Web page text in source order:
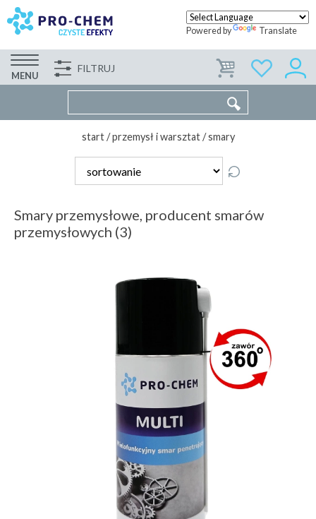
Powered by Translate
MENU
FILTRUJ WSPÓŁPRACA KONTAKT
start / przemysł i warsztat / smary
Smary przemysłowe, producent smarów
przemysłowych (3)